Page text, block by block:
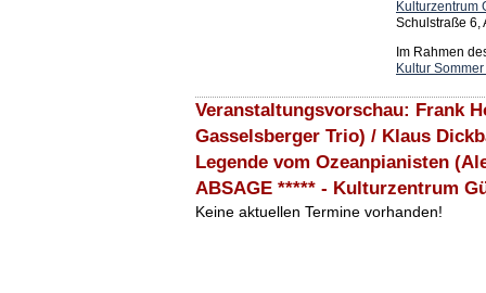
Kulturzentrum
Schulstraße 6,
Im Rahmen
Kultur
Veranstaltungsvorschau: Frank
Gasselsberger Trio) / Klaus
Legende vom Ozeanpianisten
ABSAGE ***** - Kulturzentrum
Keine aktuellen Termine vorhanden!